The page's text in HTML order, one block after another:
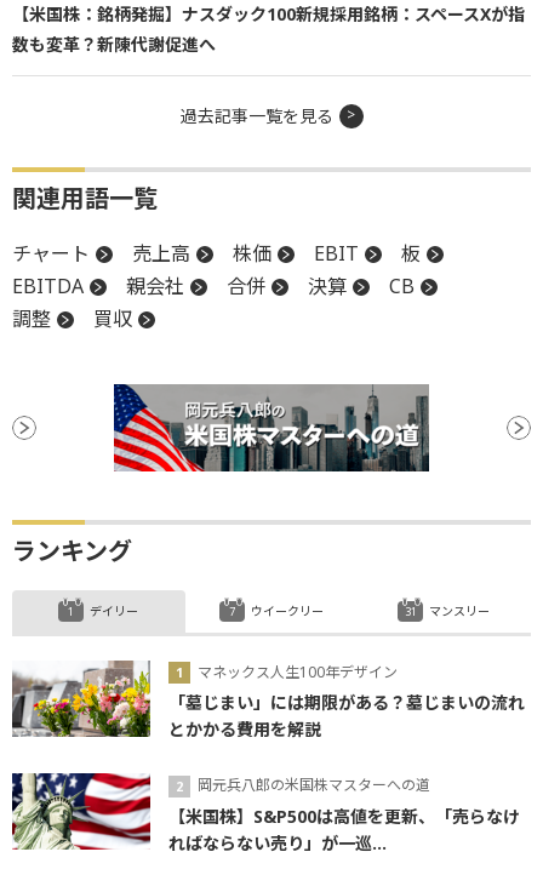
【米国株：銘柄発掘】ナスダック100新規採用銘柄：スペースXが指
数も変革？新陳代謝促進へ
過去記事一覧を見る
関連用語一覧
チャート 売上高 株価 EBIT
板
EBITDA
親会社 合併 決算
CB
調整
買収
ランキング
デイリー
マネックス人生100年デザイン
「墓じまい」には期限がある？墓じまいの流れ
とかかる費用を解説
岡元兵八郎の米国株マスターへの道
【米国株】S&P500は高値を更新、「売らなけ
ればならない売り」が一巡...
ウイークリー マンスリー